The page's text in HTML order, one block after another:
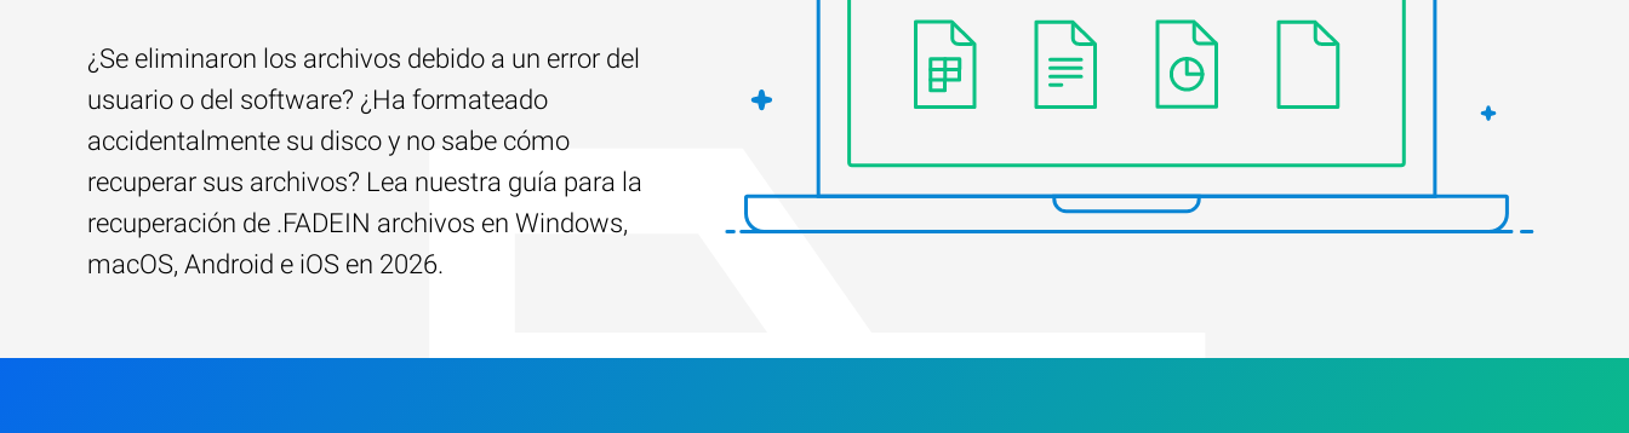
¿Se eliminaron los archivos debido a un error del
usuario o del software? ¿Ha formateado
accidentalmente su disco y no sabe cómo
recuperar sus archivos? Lea nuestra guía para la
recuperación de .FADEIN archivos en Windows,
macOS, Android e iOS en 2026.